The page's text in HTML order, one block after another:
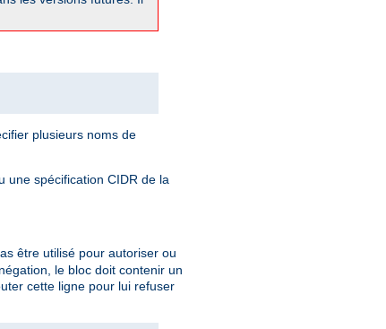
plusieurs noms de
une spécification CIDR de la
être utilisé pour autoriser ou
le bloc doit contenir un
cette ligne pour lui refuser